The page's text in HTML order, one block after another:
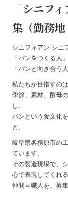
「シニフ
集（勤務地
シニフィアン シニ
「パンをつくる人
「パンと向き合う人
私たちが目指すの
季節、素材、酵母
し、
パンという食文化
と。
岐阜県各務原市の
ています。
その製造現場で、
心で表現してくれる
仲間＝職人を、募